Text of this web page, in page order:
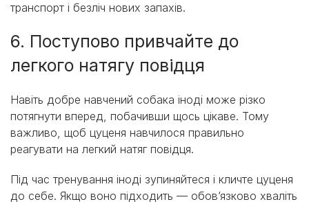
транспорт і безліч нових запахів.
6. Поступово привчайте до
легкого натягу повідця
Навіть добре навчений собака іноді може різко
потягнути вперед, побачивши щось цікаве. Тому
важливо, щоб цуценя навчилося правильно
реагувати на легкий натяг повідця.
Під час тренування іноді зупиняйтеся і кличте цуценя
до себе. Якщо воно підходить — обов’язково хваліть